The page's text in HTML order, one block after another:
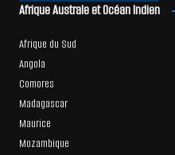
Afrique Australe et Océan Indien
Afrique du Sud
Angola
Comores
Madagascar
Maurice
Mozambique